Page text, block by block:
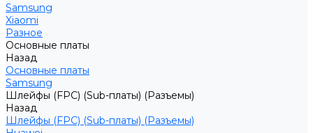
Samsung
Xiaomi
Разное
Основные платы
Назад
Основные платы
Samsung
Шлейфы (FPC) (Sub-платы) (Разъемы)
Назад
Шлейфы (FPC) (Sub-платы) (Разъемы)